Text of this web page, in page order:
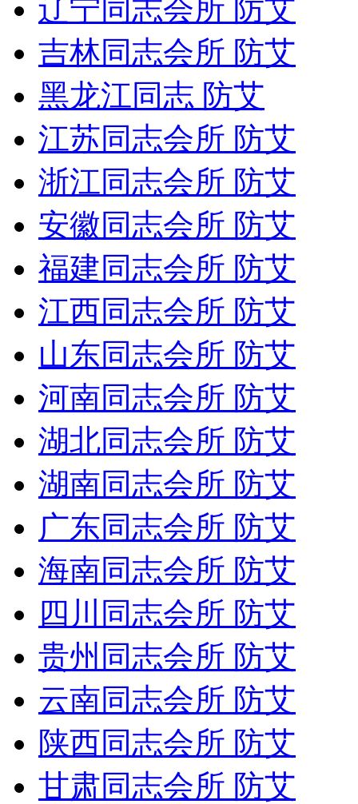
辽宁同志会所 防艾
吉林同志会所 防艾
黑龙江同志 防艾
江苏同志会所 防艾
浙江同志会所 防艾
安徽同志会所 防艾
福建同志会所 防艾
江西同志会所 防艾
山东同志会所 防艾
河南同志会所 防艾
湖北同志会所 防艾
湖南同志会所 防艾
广东同志会所 防艾
海南同志会所 防艾
四川同志会所 防艾
贵州同志会所 防艾
云南同志会所 防艾
陕西同志会所 防艾
甘肃同志会所 防艾